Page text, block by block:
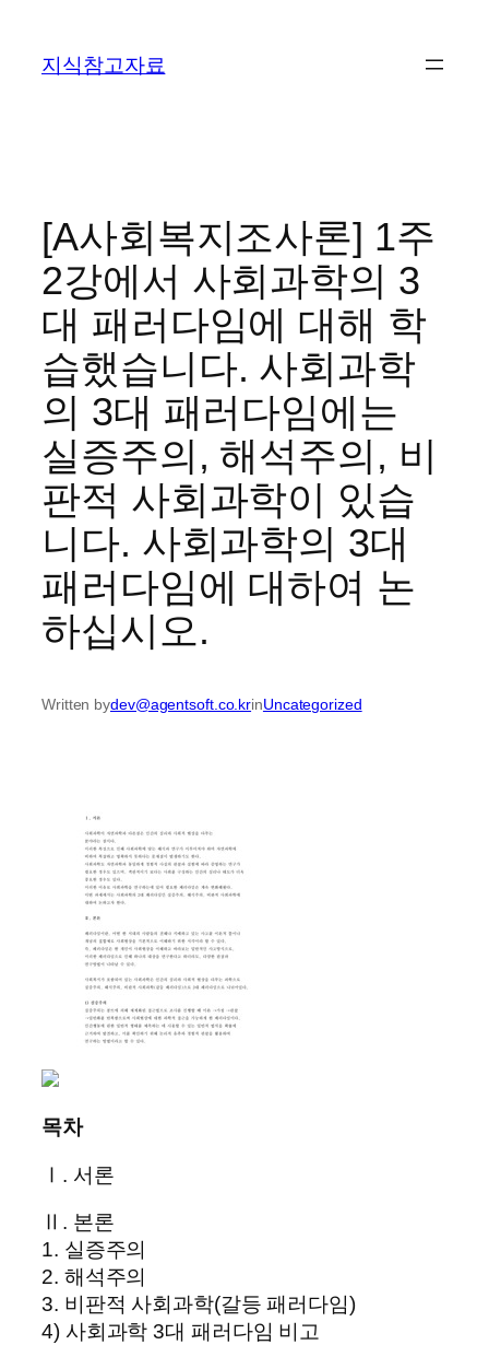
지식참고자료
[A사회복지조사론] 1주
2강에서 사회과학의 3
대 패러다임에 대해 학
습했습니다. 사회과학
의 3대 패러다임에는
실증주의, 해석주의, 비
판적 사회과학이 있습
니다. 사회과학의 3대
패러다임에 대하여 논
하십시오.
Written bydev@agentsoft.co.krinUncategorized
목차
Ⅰ. 서론
Ⅱ. 본론
1. 실증주의
2. 해석주의
3. 비판적 사회과학(갈등 패러다임)
4) 사회과학 3대 패러다임 비고